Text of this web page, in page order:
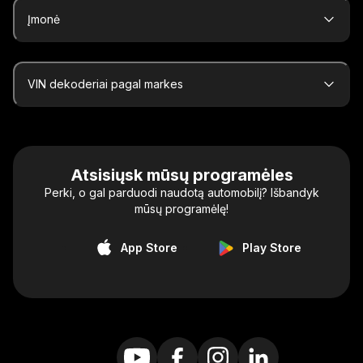
Įmonė
VIN dekoderiai pagal markes
Atsisiųsk mūsų programėles
Perki, o gal parduodi naudotą automobilį? Išbandyk
mūsų programėlę!
App Store Play Store